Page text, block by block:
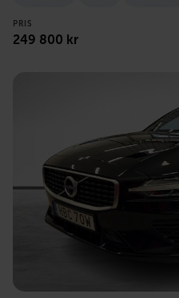
PRIS
249 800 kr